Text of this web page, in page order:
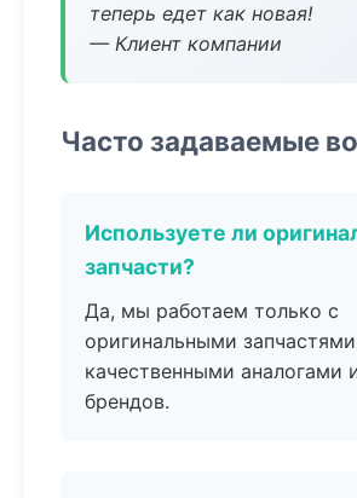
теперь едет как новая!
— Клиент компании
Часто задаваемые
Используете ли
запчасти?
Да, мы работаем только с
оригинальными
качественными аналогами
брендов.